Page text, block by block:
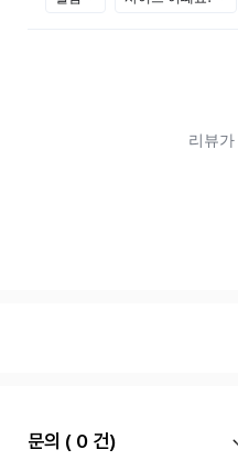
문의 ( 0 건)